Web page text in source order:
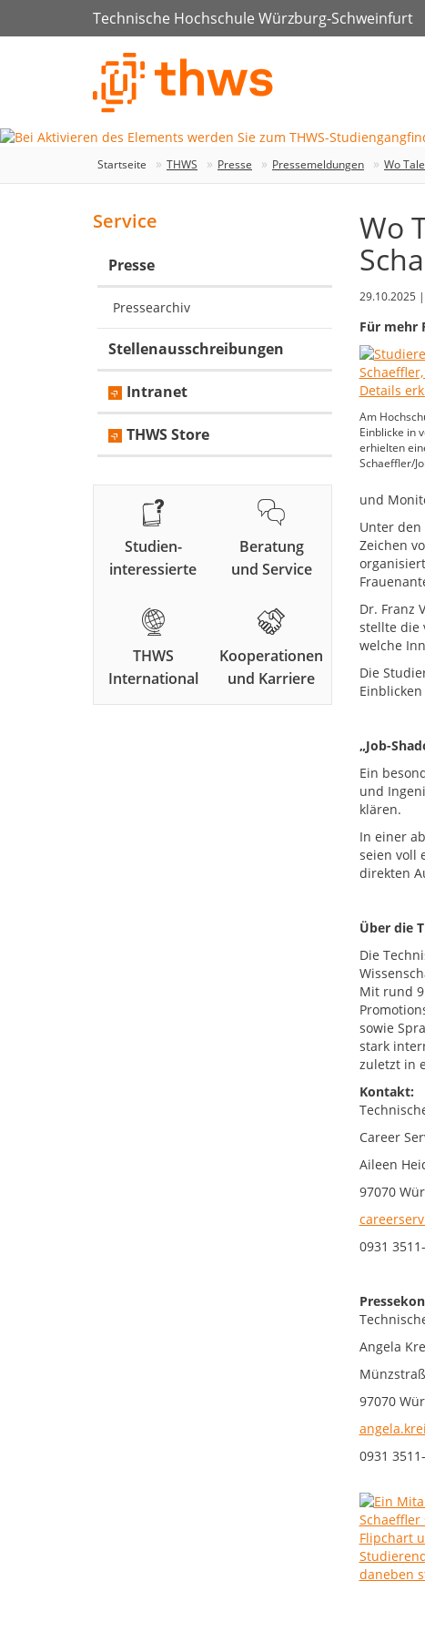
Technische Hochschule Würzburg-Schweinfurt
Startseite THWS Presse Pressemeldungen Wo
Wo
29.10.2025 |
Für mehr
Am
Einblicke in
erhielten
Schaeffler/
und
Unter
Zeichen
Dr. Franz
stellte die
welche
Die
„Job-
Ein
und
klären.
In einer
seien voll
direkten
Über die
Die
Mit rund
sowie
stark
zuletzt in
Kontakt:
Career
Aileen
97070
0931
Angela
97070
0931
Service
Presse
Pressearchiv
Stellenausschreibungen
Intranet
THWS Store
Studien-
interessierte
Beratung
und Service
THWS
International
Kooperationen
und Karriere